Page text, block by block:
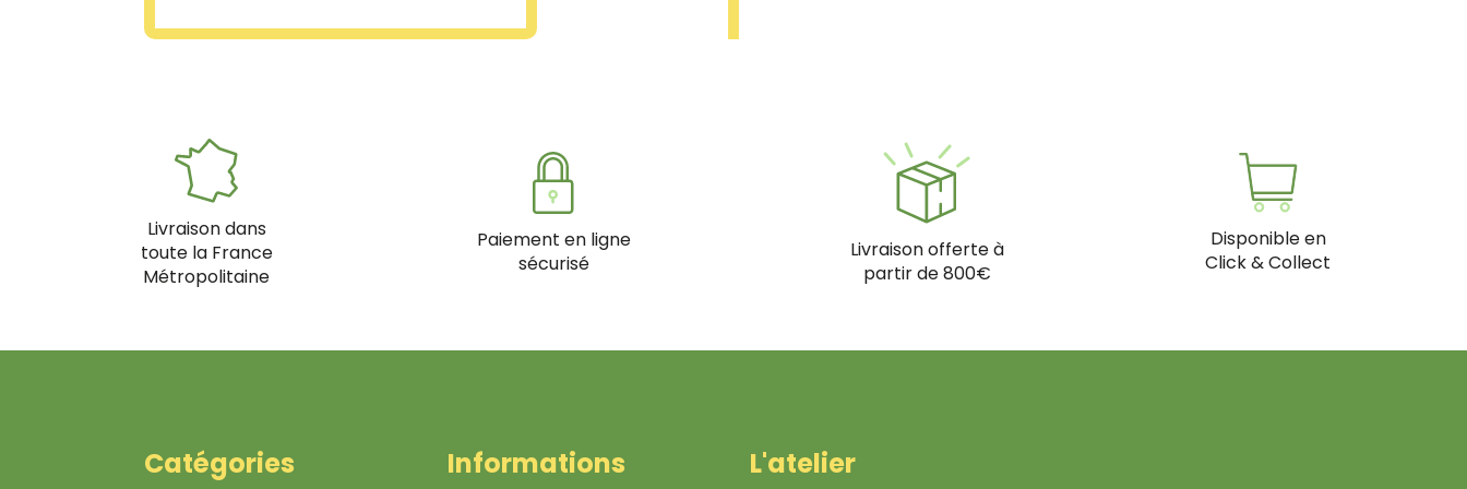
Livraison dans
toute la France
Métropolitaine
Paiement en ligne
sécurisé
Livraison offerte à
partir de 800€
Disponible en
Click & Collect
Catégories Informations L'atelier